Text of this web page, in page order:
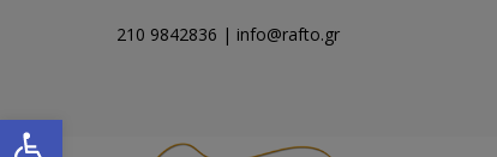
Open toolbar
210 9842836 | info@rafto.gr